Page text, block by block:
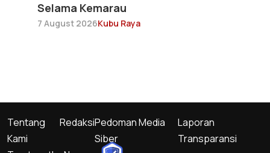
Selama Kemarau
7 August 2026Kubu Raya
Tentang
Kami
RedaksiPedoman Media
Siber
Laporan
Transparansi